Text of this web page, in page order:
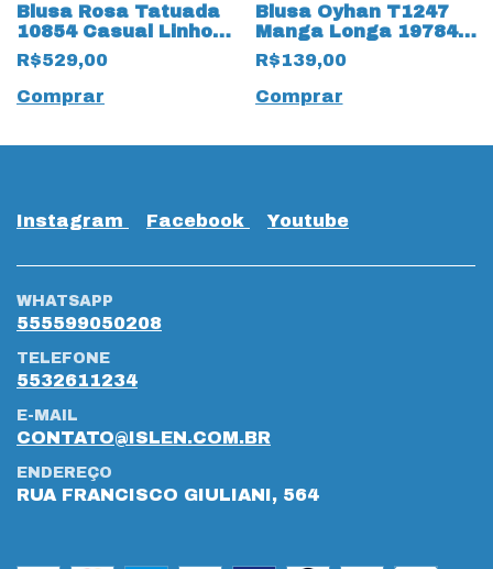
Blusa Rosa Tatuada
10854 Casual Linho
Elegance
R$529,00
Comprar
Blusa Oyhan T1247
Manga Longa 19784
Fio 30
R$139,00
Comprar
Instagram Facebook Youtube
WHATSAPP
555599050208
TELEFONE
5532611234
E-MAIL
CONTATO@ISLEN.COM.BR
ENDEREÇO
RUA FRANCISCO GIULIANI, 564